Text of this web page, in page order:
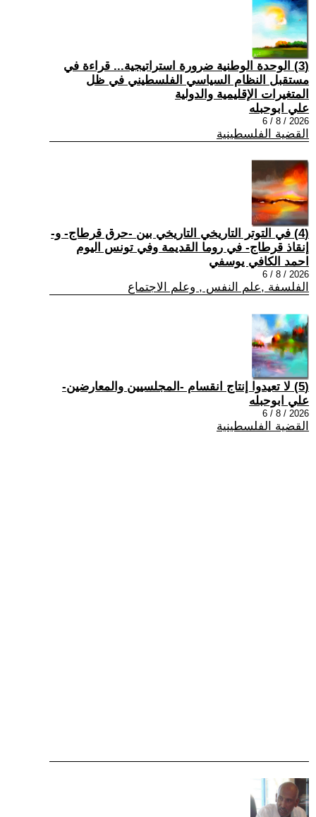
(3) الوحدة الوطنية ضرورة استراتيجية... قراءة في
مستقبل النظام السياسي الفلسطيني في ظل
المتغيرات الإقليمية والدولية
علي ابوحبله
2026 / 8 / 6
القضية الفلسطينية
(4) في التوتر التاريخي التاريخي بين -حرق قرطاج- و-
إنقاذ قرطاج- في روما القديمة وفي تونس اليوم
احمد الكافي يوسفي
2026 / 8 / 6
الفلسفة ,علم النفس , وعلم الاجتماع
(5) لا تعيدوا إنتاج انقسام -المجلسيين والمعارضين-
علي ابوحبله
2026 / 8 / 6
القضية الفلسطينية